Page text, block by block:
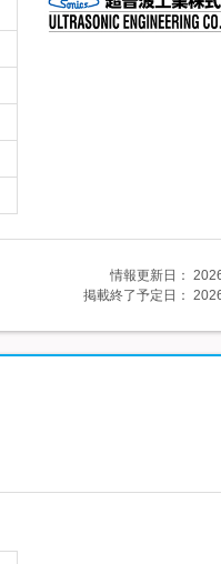
情報更新日：
掲載終了予定日：